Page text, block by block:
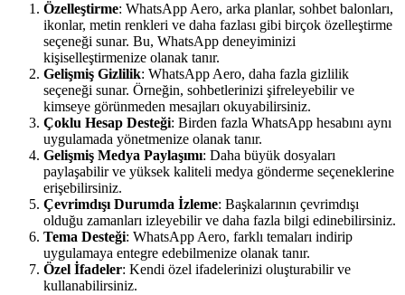
Özelleştirme: WhatsApp Aero, arka planlar, sohbet balonları,
ikonlar, metin renkleri ve daha fazlası gibi birçok özelleştirme
seçeneği sunar. Bu, WhatsApp deneyiminizi
kişiselleştirmenize olanak tanır.
Gelişmiş Gizlilik: WhatsApp Aero, daha fazla gizlilik
seçeneği sunar. Örneğin, sohbetlerinizi şifreleyebilir ve
kimseye görünmeden mesajları okuyabilirsiniz.
Çoklu Hesap Desteği: Birden fazla WhatsApp hesabını aynı
uygulamada yönetmenize olanak tanır.
Gelişmiş Medya Paylaşımı: Daha büyük dosyaları
paylaşabilir ve yüksek kaliteli medya gönderme seçeneklerine
erişebilirsiniz.
Çevrimdışı Durumda İzleme: Başkalarının çevrimdışı
olduğu zamanları izleyebilir ve daha fazla bilgi edinebilirsiniz.
Tema Desteği: WhatsApp Aero, farklı temaları indirip
uygulamaya entegre edebilmenize olanak tanır.
Özel İfadeler: Kendi özel ifadelerinizi oluşturabilir ve
kullanabilirsiniz.